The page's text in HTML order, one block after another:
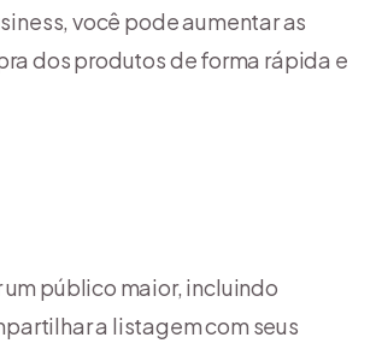
você pode aumentar as
dos produtos de forma rápida e
público maior, incluindo
a listagem com seus